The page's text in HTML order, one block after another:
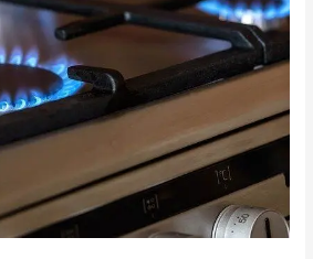
تصليح
افران
الغاز